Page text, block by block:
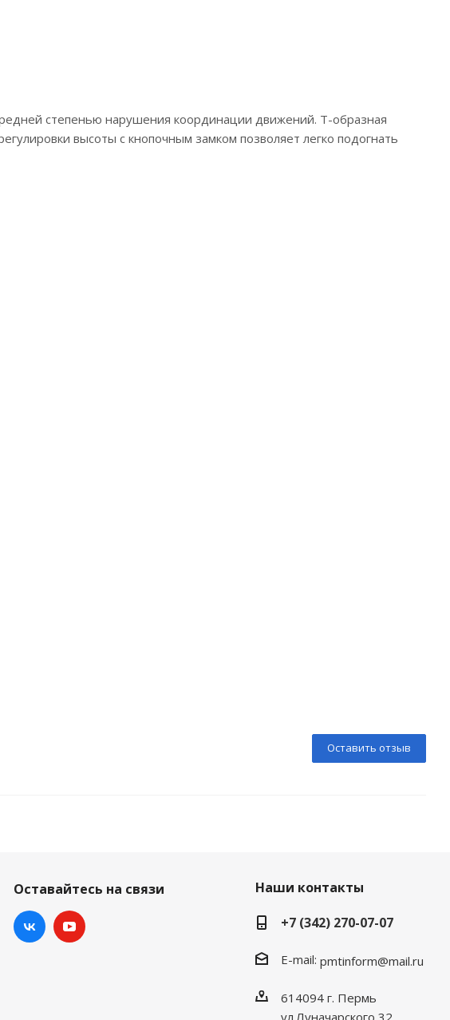
степенью нарушения координации движений. Т-образная
высоты с кнопочным замком позволяет легко подогнать
Оставить отзыв
Оставайтесь на связи
Наши контакты
+7 (342) 270-07-07
E-mail: pmtinform@mail.ru
614094 г. Пермь
ул.Луначарского,32